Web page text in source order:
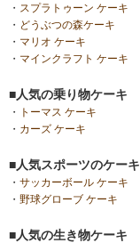
・ スプラトゥーン ケーキ
・ どうぶつの森ケーキ
・ マリオ ケーキ
・ マインクラフト ケーキ
■人気の乗り物ケーキ
・
トーマス ケーキ
・ カーズ ケーキ
■人気スポーツのケーキ
・ サッカーボール ケーキ
・ 野球グローブ ケーキ
■人気の生き物ケーキ